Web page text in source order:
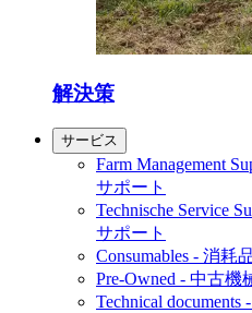
解決策
サービス
Farm Management
サポート
Technische Service
サポート
Consumables - 消耗
Pre-Owned - 中古機
Technical documents